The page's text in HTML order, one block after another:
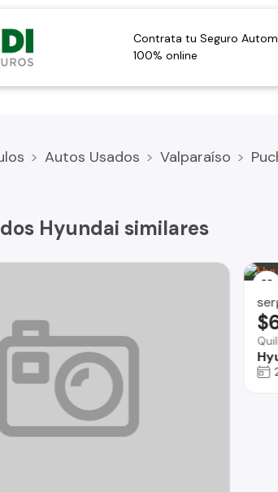
Contrata tu Seguro
100% online
Autos Usados Valparaíso
Hyundai similares